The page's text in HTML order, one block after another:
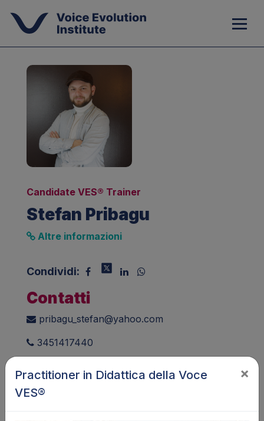
Candidate VES® Trainer
Stefan Pribagu
Altre informazioni
Condividi:
Contatti
pribagu_stefan@yahoo.com
3451417440
Nazione
Practitioner in Didattica della Voce
VES®
×